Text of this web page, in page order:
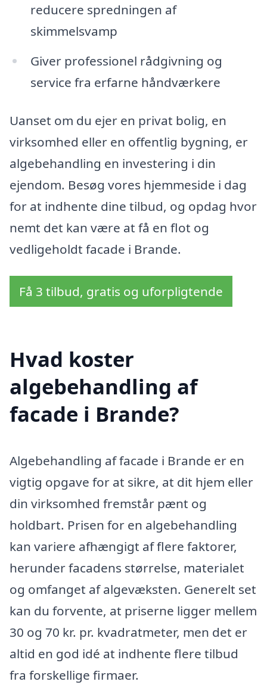
reducere spredningen af
skimmelsvamp
Giver professionel rådgivning og
service fra erfarne håndværkere
Uanset om du ejer en privat bolig, en
virksomhed eller en offentlig bygning, er
algebehandling en investering i din
ejendom. Besøg vores hjemmeside i dag
for at indhente dine tilbud, og opdag hvor
nemt det kan være at få en flot og
vedligeholdt facade i Brande.
Få 3 tilbud, gratis og uforpligtende
Hvad koster
algebehandling af
facade i Brande?
Algebehandling af facade i Brande er en
vigtig opgave for at sikre, at dit hjem eller
din virksomhed fremstår pænt og
holdbart. Prisen for en algebehandling
kan variere afhængigt af flere faktorer,
herunder facadens størrelse, materialet
og omfanget af algevæksten. Generelt set
kan du forvente, at priserne ligger mellem
30 og 70 kr. pr. kvadratmeter, men det er
altid en god idé at indhente flere tilbud
fra forskellige firmaer.